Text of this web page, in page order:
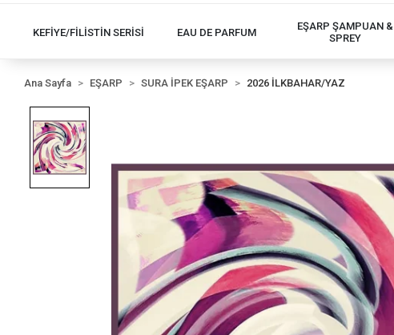
KEFİYE/FİLİSTİN SERİSİ EAU DE PARFUM
EŞARP ŞAMPUAN &
SPREY
Ana Sayfa EŞARP SURA İPEK EŞARP 2026 İLKBAHAR/YAZ